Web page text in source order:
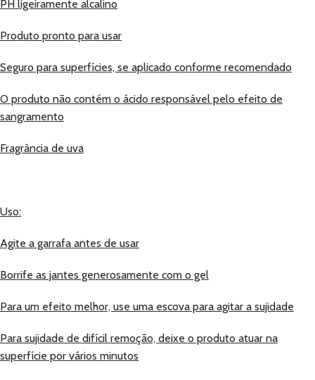
PH ligeiramente alcalino
Produto pronto para usar
Seguro para superfícies, se aplicado conforme recomendado
O produto não contém o ácido responsável pelo efeito de
sangramento
Fragrância de uva
Uso:
Agite a garrafa antes de usar
Borrife as jantes generosamente com o gel
Para um efeito melhor, use uma escova para agitar a sujidade
Para sujidade de difícil remoção, deixe o produto atuar na
superfície por vários minutos